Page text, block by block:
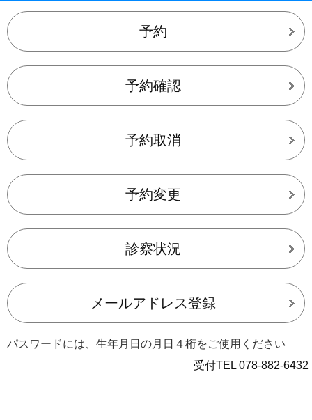
予約
予約確認
予約取消
予約変更
診察状況
メールアドレス登録
パスワードには、生年月日の月日４桁をご使用ください
受付TEL 078-882-6432